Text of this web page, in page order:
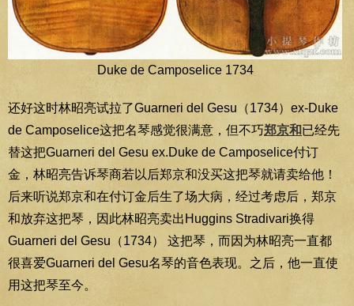
Duke de Camposelice 1734
还好这时林昭亮试拉了Guarneri del Gesu（1734）ex-Duke
de Camposelice这把名琴感觉很满意，但不巧郑京和已经先
替这把Guarneri del Gesu ex.Duke de Camposelice付订
金，林昭亮告诉琴商若以后郑京和没买这把琴就请卖给他！
后来听说郑京和在付订金后生了场大病，经过考虑后，郑京
和放弃这把琴，因此林昭亮卖出Huggins Stradivari换得
Guarneri del Gesu（1734） 这把琴，而因为林昭亮一直都
很喜爱Guarneri del Gesu名琴的音色表现。之后，他一直使
用这把琴至今。